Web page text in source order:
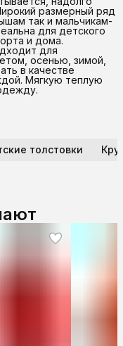
размерный ряд
так и мальчикам-
для детского
и дома.
для
осенью, зимой,
в качестве
Мягкую теплую
толстовки